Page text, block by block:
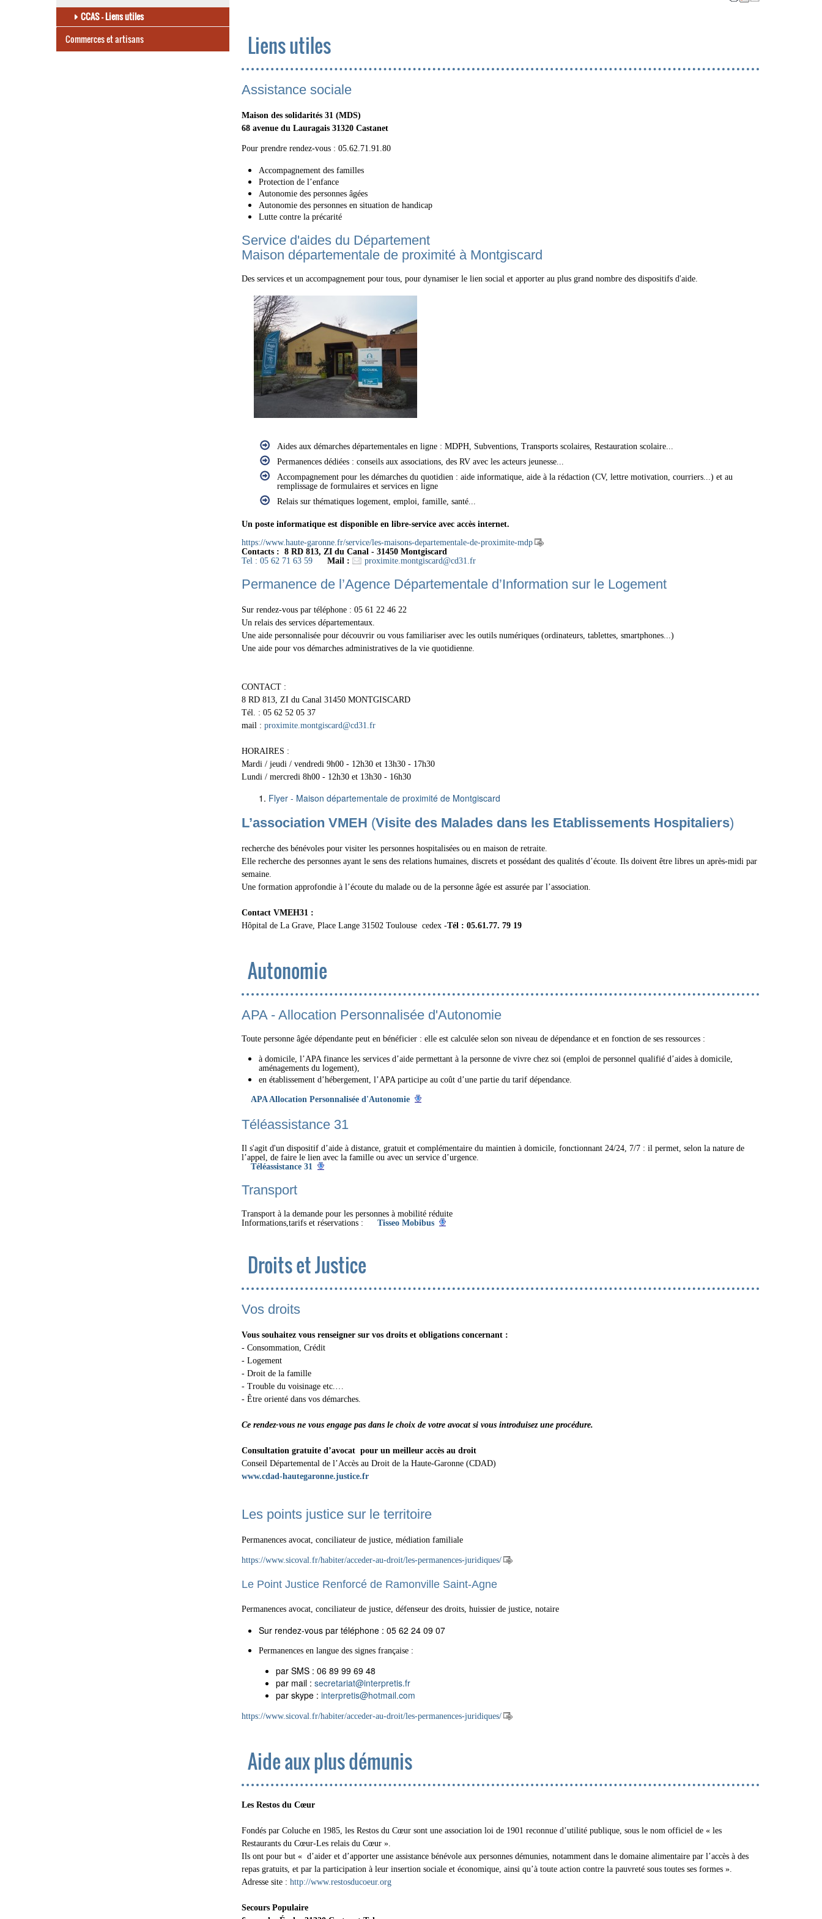
Liens utiles
Assistance sociale
Maison des solidarités 31 (MDS)
68 avenue du Lauragais 31320 Castanet
Pour prendre rendez-vous : 05.62.71.91.80
Accompagnement des familles
Protection de l’enfance
Autonomie des personnes âgées
Autonomie des personnes en situation de handicap
Lutte contre la précarité
Service d'aides du Département
Maison départementale de proximité à Montgiscard
Des services et un accompagnement pour tous, pour dynamiser le lien social et apporter au plus grand nombre des dispositifs d'aide.
Aides aux démarches départementales en ligne : MDPH, Subventions, Transports scolaires, Restauration scolaire...
Permanences dédiées : conseils aux associations, des RV avec les acteurs jeunesse...
Accompagnement pour les démarches du quotidien : aide informatique, aide à la rédaction (CV, lettre motivation, courriers...) et au
remplissage de formulaires et services en ligne
Relais sur thématiques logement, emploi, famille, santé...
Un poste informatique est disponible en libre-service avec accès internet.
https://www.haute-garonne.fr/service/les-maisons-departementale-de-proximite-mdp
Contacts : 8 RD 813, ZI du Canal - 31450 Montgiscard
Tel : 05 62 71 63 59Mail : proximite.montgiscard@cd31.fr
Permanence de l’Agence Départementale d’Information sur le Logement
Sur rendez-vous par téléphone : 05 61 22 46 22
Un relais des services départementaux.
Une aide personnalisée pour découvrir ou vous familiariser avec les outils numériques (ordinateurs, tablettes, smartphones...)
Une aide pour vos démarches administratives de la vie quotidienne.
CONTACT :
8 RD 813, ZI du Canal 31450 MONTGISCARD
Tél. : 05 62 52 05 37
mail : proximite.montgiscard@cd31.fr
HORAIRES :
Mardi / jeudi / vendredi 9h00 - 12h30 et 13h30 - 17h30
Lundi / mercredi 8h00 - 12h30 et 13h30 - 16h30
Flyer - Maison départementale de proximité de Montgiscard
L’association VMEH (Visite des Malades dans les Etablissements Hospitaliers)
recherche des bénévoles pour visiter les personnes hospitalisées ou en maison de retraite.
Elle recherche des personnes ayant le sens des relations humaines, discrets et possédant des qualités d’écoute. Ils doivent être libres un après-midi par
semaine.
Une formation approfondie à l’écoute du malade ou de la personne âgée est assurée par l’association.
Contact VMEH31 :
Hôpital de La Grave, Place Lange 31502 Toulouse cedex -Tél : 05.61.77. 79 19
Autonomie
APA - Allocation Personnalisée d'Autonomie
Toute personne âgée dépendante peut en bénéficier : elle est calculée selon son niveau de dépendance et en fonction de ses ressources :
à domicile, l’APA finance les services d’aide permettant à la personne de vivre chez soi (emploi de personnel qualifié d’aides à domicile,
aménagements du logement),
en établissement d’hébergement, l’APA participe au coût d’une partie du tarif dépendance.
APA Allocation Personnalisée d'Autonomie
Téléassistance 31
Il s'agit d'un dispositif d’aide à distance, gratuit et complémentaire du maintien à domicile, fonctionnant 24/24, 7/7 : il permet, selon la nature de
l’appel, de faire le lien avec la famille ou avec un service d’urgence.
Téléassistance 31
Transport
Transport à la demande pour les personnes à mobilité réduite
Informations,tarifs et réservations :
Tisseo Mobibus
Droits et Justice
Vos droits
Vous souhaitez vous renseigner sur vos droits et obligations concernant :
- Consommation, Crédit
- Logement
- Droit de la famille
- Trouble du voisinage etc.…
- Être orienté dans vos démarches.
Ce rendez-vous ne vous engage pas dans le choix de votre avocat si vous introduisez une procédure.
Consultation gratuite d’avocat pour un meilleur accès au droit
Conseil Départemental de l’Accès au Droit de la Haute-Garonne (CDAD)
www.cdad-hautegaronne.justice.fr
Les points justice sur le territoire
Permanences avocat, conciliateur de justice, médiation familiale
https://www.sicoval.fr/habiter/acceder-au-droit/les-permanences-juridiques/
Le Point Justice Renforcé de Ramonville Saint-Agne
Permanences avocat, conciliateur de justice, défenseur des droits, huissier de justice, notaire
Sur rendez-vous par téléphone : 05 62 24 09 07
Permanences en langue des signes française :
par SMS : 06 89 99 69 48
par mail : secretariat@interpretis.fr
par skype : interpretis@hotmail.com
https://www.sicoval.fr/habiter/acceder-au-droit/les-permanences-juridiques/
Aide aux plus démunis
Les Restos du Cœur
Fondés par Coluche en 1985, les Restos du Cœur sont une association loi de 1901 reconnue d’utilité publique, sous le nom officiel de « les
Restaurants du Cœur-Les relais du Cœur ».
Ils ont pour but « d’aider et d’apporter une assistance bénévole aux personnes démunies, notamment dans le domaine alimentaire par l’accès à des
repas gratuits, et par la participation à leur insertion sociale et économique, ainsi qu’à toute action contre la pauvreté sous toutes ses formes ».
Adresse site : http://www.restosducoeur.org
Secours Populaire
CCAS - Liens utiles
Commerces et artisans